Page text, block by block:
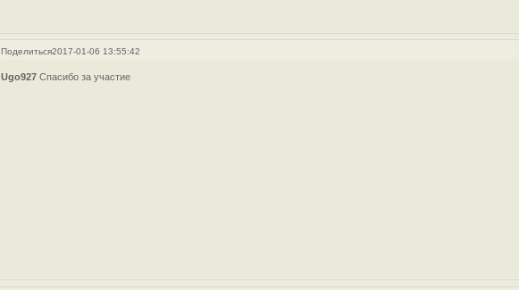
Поделиться2017-01-06 13:55:42
Ugo927 Спасибо за участие